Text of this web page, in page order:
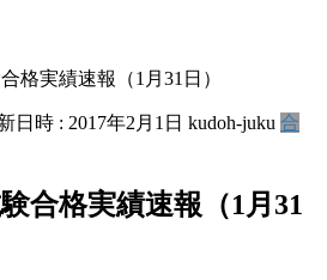
格実績速報（1月31日）
日時 : 2017年2月1日 kudoh-juku 合
合格実績速報（1月31